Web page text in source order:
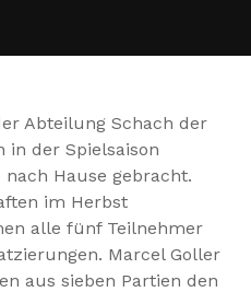
Abteilung Schach der
in der Spielsaison
Hause gebracht.
im Herbst
alle fünf Teilnehmer
Marcel Goller
aus sieben Partien den